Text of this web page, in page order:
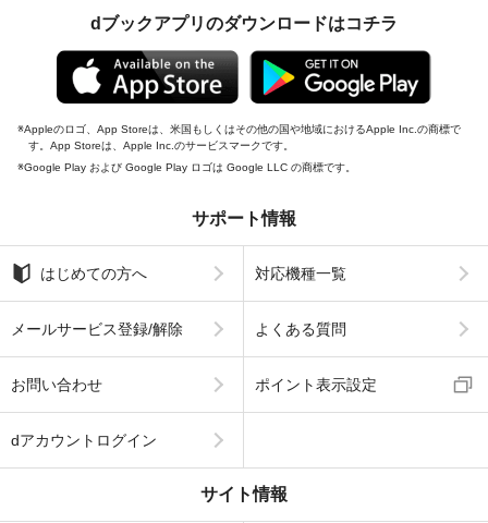
dブックアプリのダウンロードはコチラ
Appleのロゴ、App Storeは、米国もしくはその他の国や地域におけるApple Inc.の商標で
す。App Storeは、Apple Inc.のサービスマークです。
Google Play および Google Play ロゴは Google LLC の商標です。
サポート情報
はじめての方へ 対応機種一覧
メールサービス登録/解除 よくある質問
お問い合わせ ポイント表示設定
dアカウントログイン
サイト情報